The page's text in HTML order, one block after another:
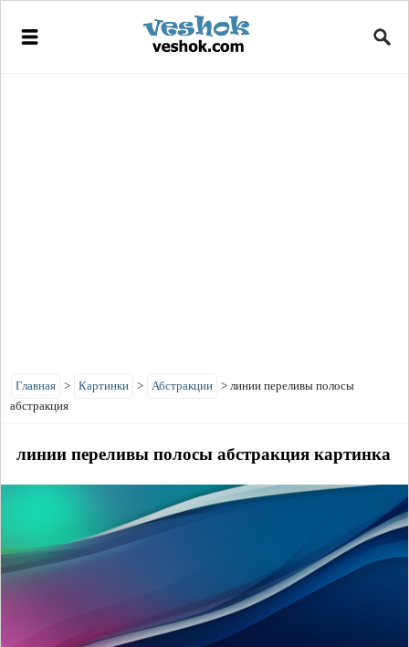
Главная > Картинки > Абстракции > линии переливы полосы
абстракция
линии переливы полосы абстракция картинка